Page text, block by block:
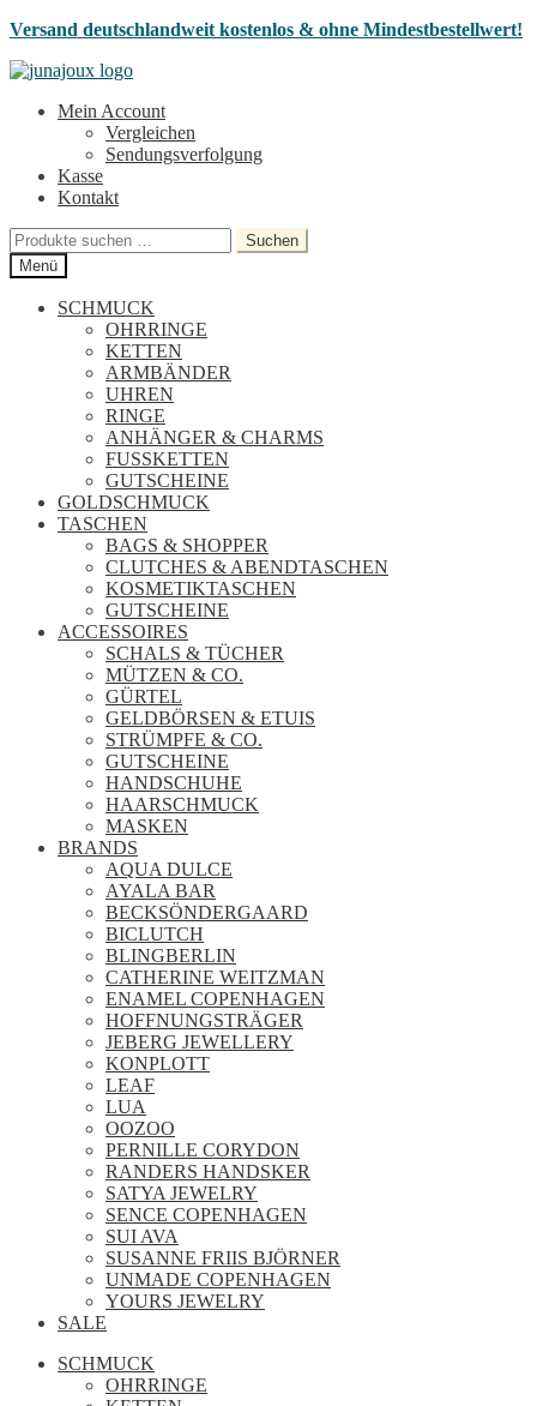
Versand deutschlandweit kostenlos & ohne Mindestbestellwert!
Zur
springen
Zum
springenMein Account
Vergleichen
Sendungsverfolgung
Kasse
Kontakt
Suchen
nach:
Suchen
Menü
SCHMUCK
OHRRINGE
KETTEN
ARMBÄNDER
UHREN
RINGE
ANHÄNGER & CHARMS
FUSSKETTEN
GUTSCHEINE
GOLDSCHMUCK
TASCHEN
BAGS & SHOPPER
CLUTCHES & ABENDTASCHEN
KOSMETIKTASCHEN
GUTSCHEINE
ACCESSOIRES
SCHALS & TÜCHER
MÜTZEN & CO.
GÜRTEL
GELDBÖRSEN & ETUIS
STRÜMPFE & CO.
GUTSCHEINE
HANDSCHUHE
HAARSCHMUCK
MASKEN
BRANDS
AQUA DULCE
AYALA BAR
BECKSÖNDERGAARD
BICLUTCH
BLINGBERLIN
CATHERINE WEITZMAN
ENAMEL COPENHAGEN
HOFFNUNGSTRÄGER
JEBERG JEWELLERY
KONPLOTT
LEAF
LUA
OOZOO
PERNILLE CORYDON
RANDERS HANDSKER
SATYA JEWELRY
SENCE COPENHAGEN
SUI AVA
SUSANNE FRIIS BJÖRNER
UNMADE COPENHAGEN
YOURS JEWELRY
SALE
SCHMUCK
OHRRINGE